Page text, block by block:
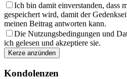
Ich bin damit einverstanden, dass
gespeichert wird, damit der
meinen Beitrag antworten kann.
Die Nutzungsbedingungen und
ich gelesen und akzeptiere sie.
Kondolenzen